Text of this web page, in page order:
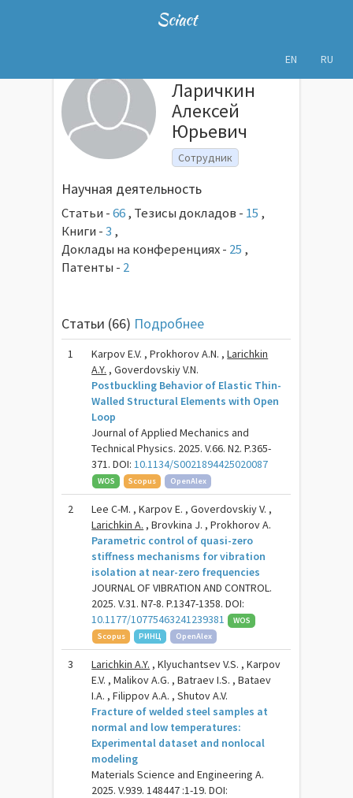
Sciact
EN RU
Ларичкин
Алексей
Юрьевич
Сотрудник
Научная деятельность
Статьи -66, Тезисы докладов - 15 ,
Книги -3 ,
Доклады на конференциях - 25 ,
Патенты - 2
Статьи (66) Подробнее
1 Karpov E.V. , Prokhorov A.N. ,Larichkin
A.Y. , Goverdovskiy V.N.
Postbuckling Behavior of Elastic Thin-
Walled Structural Elements with Open
Loop
Journal of Applied Mechanics and
Technical Physics. 2025. V.66. N2. P.365-
371. DOI:10.1134/S0021894425020087
WOS Scopus OpenAlex
2
Lee C-M. , Karpov E. , Goverdovskiy V. ,
Larichkin A. , Brovkina J. , Prokhorov A.
Parametric control of quasi-zero
stiffness mechanisms for vibration
isolation at near-zero frequencies
JOURNAL OF VIBRATION AND CONTROL.
2025. V.31. N7-8. P.1347-1358. DOI:
10.1177/10775463241239381
WOS
Scopus
РИНЦ OpenAlex
3 Larichkin A.Y. , Klyuchantsev V.S. , Karpov
E.V. , Malikov A.G. , Batraev I.S. , Bataev
I.A. , Filippov A.A. , Shutov A.V.
Fracture of welded steel samples at
normal and low temperatures:
Experimental dataset and nonlocal
modeling
Materials Science and Engineering A.
2025. V.939. 148447 :1-19. DOI: